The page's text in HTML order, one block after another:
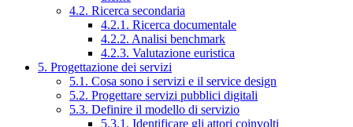
4.2. Ricerca secondaria
4.2.1. Ricerca documentale
4.2.2. Analisi benchmark
4.2.3. Valutazione euristica
5. Progettazione dei servizi
5.1. Cosa sono i servizi e il service design
5.2. Progettare servizi pubblici digitali
5.3. Definire il modello di servizio
5.3.1. Identificare gli attori coinvolti